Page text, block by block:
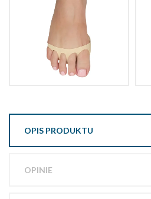
OPIS PRODUKTU
OPINIE